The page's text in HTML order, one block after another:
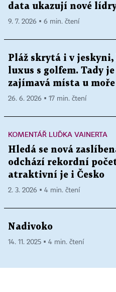
data ukazují nové
9. 7. 2026 ▪ 6 min. čtení
Pláž skrytá i v
luxus s golfem. Tady
zajímavá místa u moře
26. 6. 2026 ▪ 17 min. čtení
KOMENTÁŘ LUĎKA VAINERTA
Hledá se nová
odchází rekordní
atraktivní je i Česko
2. 3. 2026 ▪ 4 min. čtení
Nadivoko
14. 11. 2025 ▪ 4 min. čtení